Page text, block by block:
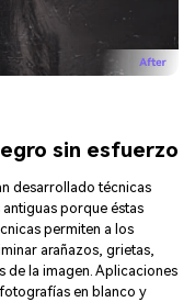
sin esfuerzo
desarrollado técnicas
porque éstas
permiten a los
arañazos, grietas,
de la imagen. Aplicaciones
en blanco y